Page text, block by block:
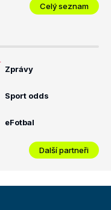
Celý seznam
Zprávy
Sport odds
eFotbal
Další partneři